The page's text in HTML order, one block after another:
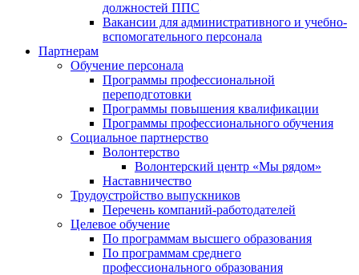
должностей ППС
Вакансии для административного и учебно-
вспомогательного персонала
Партнерам
Обучение персонала
Программы профессиональной
переподготовки
Программы повышения квалификации
Программы профессионального обучения
Социальное партнерство
Волонтерство
Волонтерский центр «Мы рядом»
Наставничество
Трудоустройство выпускников
Перечень компаний-работодателей
Целевое обучение
По программам высшего образования
По программам среднего
профессионального образования